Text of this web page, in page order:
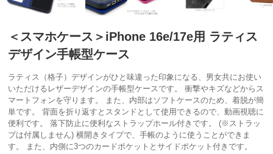
＜スマホケース＞iPhone 16e/17e用 ラティス
デザイン手帳型ケース
ラティス（格子）デザインがひと味違った印象になる、男女共にお使い
いただけるレザーデザインの手帳型ケースです。 衝撃やキズなどからス
マートフォンを守ります。 また、内部はソフトケースのため、着脱が簡
単です。 背面を折り返すとスタンドとして使用できるので、動画視聴に
便利です。 落下防止に便利なストラップホール付きです。 (※ストラッ
プは付属しません) 横開きタイプで、手帳のように使うことができま
す。 また、内側に3つのカードポケットとサイドポケット付きです。